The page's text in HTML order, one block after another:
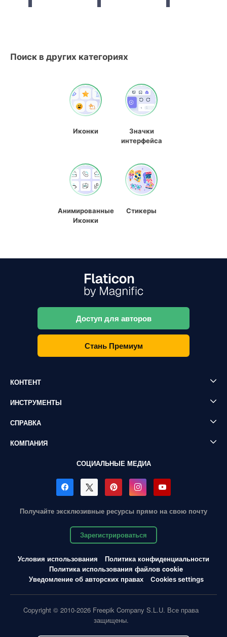
Поиск в других категориях
Иконки
Значки
интерфейса
Анимированные
Иконки
Стикеры
Доступ для авторов
Стань Премиум
КОНТЕНТ
ИНСТРУМЕНТЫ
СПРАВКА
КОМПАНИЯ
СОЦИАЛЬНЫЕ МЕДИА
Получайте эксклюзивные ресурсы прямо на свою почту
Зарегистрироваться
Условия использования
Политика конфиденциальности
Политика использования файлов cookie
Уведомление об авторских правах
Cookies settings
Copyright © 2010-2026 Freepik Company S.L.U. Все права
защищены.